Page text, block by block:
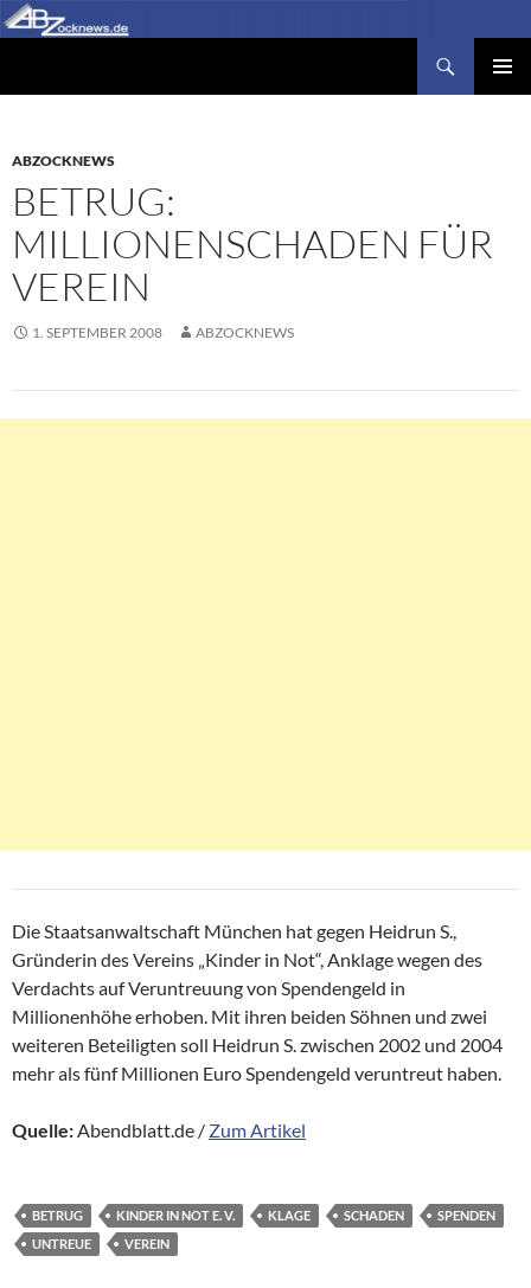
Zum
Inhalt
ABZOCKNEWS
BETRUG:
MILLIONENSCHADEN FÜR
VEREIN
1. SEPTEMBER 2008 ABZOCKNEWS
Die Staatsanwaltschaft München hat gegen Heidrun S.,
Gründerin des Vereins „Kinder in Not“, Anklage wegen des
Verdachts auf Veruntreuung von Spendengeld in
Millionenhöhe erhoben. Mit ihren beiden Söhnen und zwei
weiteren Beteiligten soll Heidrun S. zwischen 2002 und 2004
mehr als fünf Millionen Euro Spendengeld veruntreut haben.
Quelle:Abendblatt.de / Zum Artikel
BETRUG KINDER IN NOT E. V. KLAGE SCHADEN
SPENDEN
UNTREUE
VEREIN